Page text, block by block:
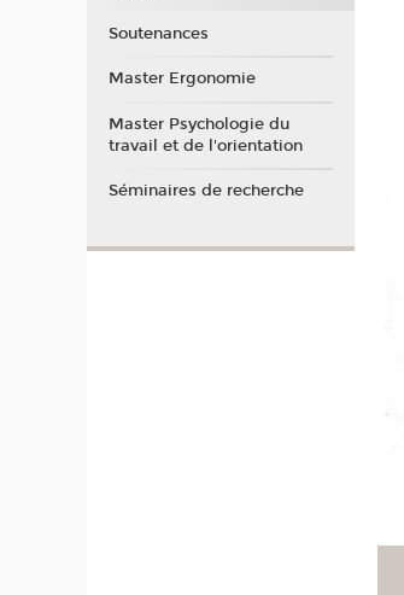
Soutenances
Master Ergonomie
Master Psychologie du
travail et de l'orientation
Séminaires de recherche